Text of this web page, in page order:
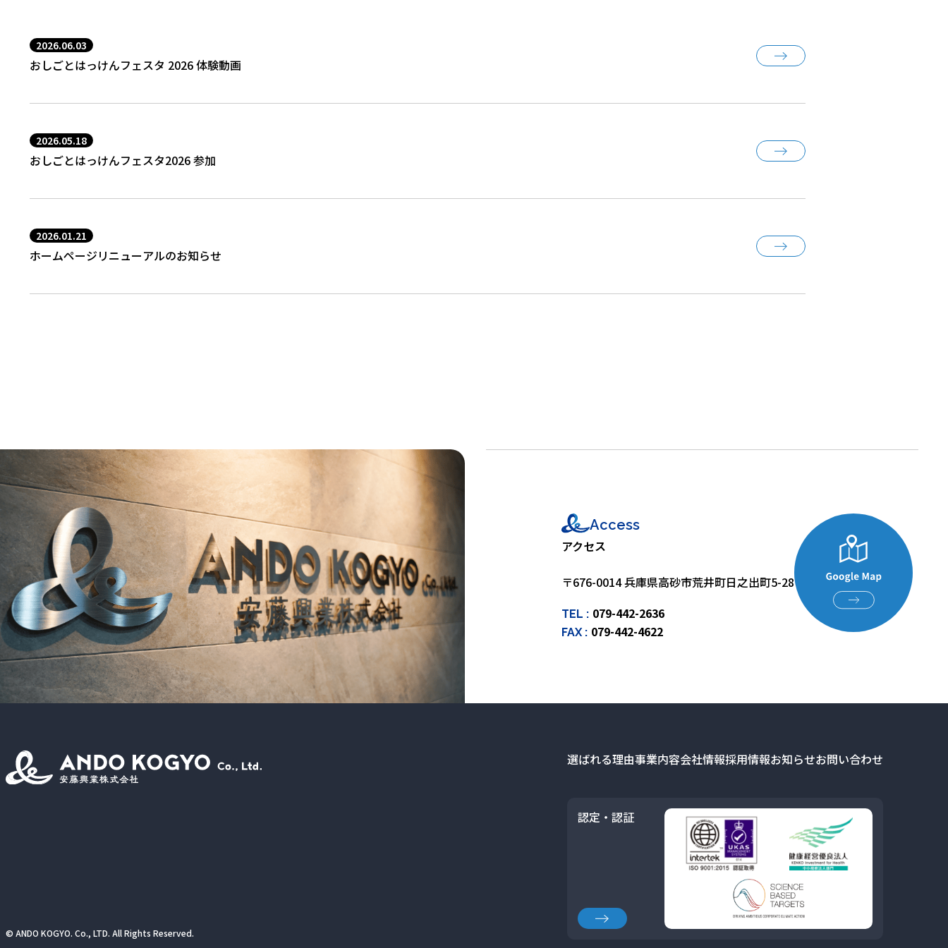
2026.06.03
おしごとはっけんフェスタ 2026 体験動画
2026.05.18
おしごとはっけんフェスタ2026 参加
2026.01.21
ホームページリニューアルのお知らせ
Access
アクセス
〒676-0014 兵庫県高砂市荒井町日之出町5-28
TEL : 079-442-2636
FAX : 079-442-4622
© ANDO KOGYO. Co., LTD. All Rights Reserved.
選ばれる理由事業内容会社情報採用情報お知らせお問い合わせ
認定・認証